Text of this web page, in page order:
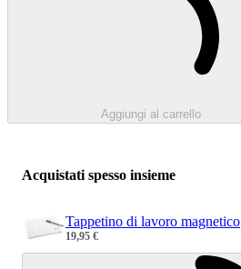
Aggiungi al carrello
Acquistati spesso insieme
Tappetino di lavoro magnetico
Sale price
19,95 €